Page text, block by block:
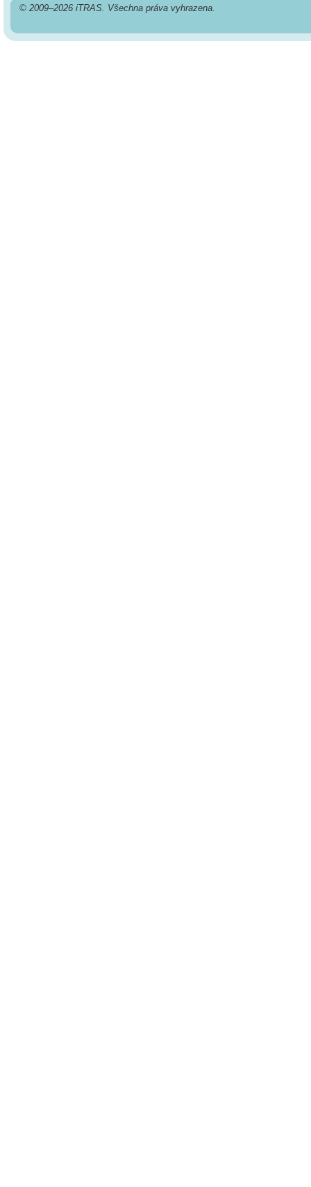
© 2009–2026 iTRAS. Všechna práva vyhrazena.